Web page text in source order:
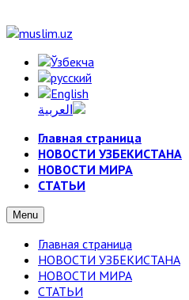
Главная страница
НОВОСТИ УЗБЕКИСТАНА
НОВОСТИ МИРА
СТАТЬИ
Menu
Главная страница
НОВОСТИ УЗБЕКИСТАНА
НОВОСТИ МИРА
СТАТЬИ